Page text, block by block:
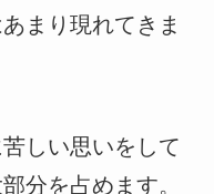
まり現れてきま
しい思いをして
分を占めます。